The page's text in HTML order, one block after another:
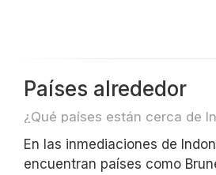
Países alrededor
En las inmediaciones de
encuentran países como